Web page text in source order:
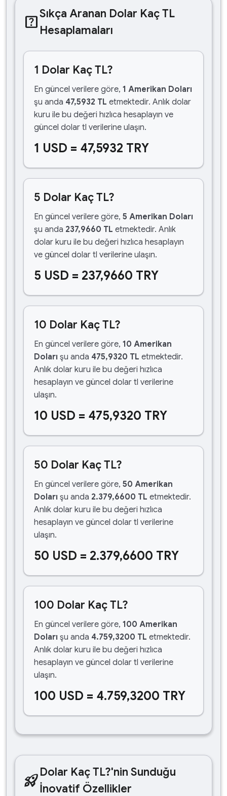
help_centerSıkça Aranan Dolar Kaç TL
Hesaplamaları
1 Dolar Kaç TL?
En güncel verilere göre, 1 Amerikan Doları
şu anda 47,5932 TL etmektedir. Anlık dolar
kuru ile bu değeri hızlıca hesaplayın ve
güncel dolar tl verilerine ulaşın.
1 USD = 47,5932 TRY
5 Dolar Kaç TL?
En güncel verilere göre, 5 Amerikan Doları
şu anda 237,9660 TL etmektedir. Anlık
dolar kuru ile bu değeri hızlıca hesaplayın
ve güncel dolar tl verilerine ulaşın.
5 USD = 237,9660 TRY
10 Dolar Kaç TL?
En güncel verilere göre, 10 Amerikan
Doları şu anda 475,9320 TL etmektedir.
Anlık dolar kuru ile bu değeri hızlıca
hesaplayın ve güncel dolar tl verilerine
ulaşın.
10 USD = 475,9320 TRY
50 Dolar Kaç TL?
En güncel verilere göre, 50 Amerikan
Doları şu anda 2.379,6600 TL etmektedir.
Anlık dolar kuru ile bu değeri hızlıca
hesaplayın ve güncel dolar tl verilerine
ulaşın.
50 USD = 2.379,6600 TRY
100 Dolar Kaç TL?
En güncel verilere göre, 100 Amerikan
Doları şu anda 4.759,3200 TL etmektedir.
Anlık dolar kuru ile bu değeri hızlıca
hesaplayın ve güncel dolar tl verilerine
ulaşın.
100 USD = 4.759,3200 TRY
rocket_launchDolar Kaç TL?'nin Sunduğu
İnovatif Özellikler